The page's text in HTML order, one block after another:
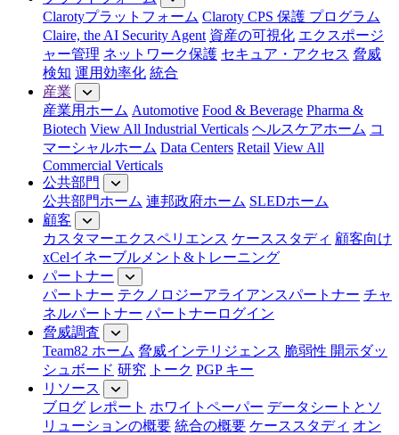
Clarotyプラットフォーム Claroty CPS 保護 プログラム
Claire, the AI Security Agent 資産の可視化 エクスポージ
ャー管理 ネットワーク保護 セキュア・アクセス 脅威
検知 運用効率化 統合
産業
産業用ホーム Automotive Food & Beverage Pharma &
Biotech View All Industrial Verticals ヘルスケアホーム コ
マーシャルホーム Data Centers Retail View All
Commercial Verticals
公共部門
公共部門ホーム 連邦政府ホーム SLEDホーム
顧客
カスタマーエクスペリエンス ケーススタディ 顧客向け
xCelイネーブルメント&トレーニング
パートナー
パートナー テクノロジーアライアンスパートナー チャ
ネルパートナー パートナーログイン
脅威調査
Team82 ホーム 脅威インテリジェンス 脆弱性 開示ダッ
シュボード 研究 トーク PGP キー
リソース
ブログ レポート ホワイトペーパー データシートとソ
リューションの概要 統合の概要 ケーススタディ オン